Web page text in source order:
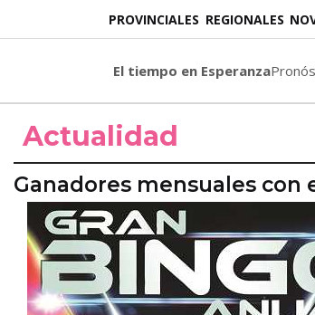
PROVINCIALES REGIONALES
El tiempo en Esperanza
Actualidad
Ganadores mensuales